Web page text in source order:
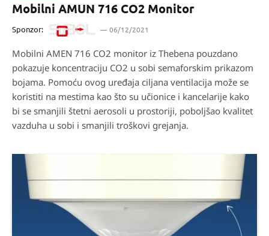
Mobilni AMUN 716 CO2 Monitor
Sponzor: 06/12/2021
Mobilni AMEN 716 CO2 monitor iz Thebena pouzdano
pokazuje koncentraciju CO2 u sobi semaforskim prikazom
bojama. Pomoću ovog uređaja ciljana ventilacija može se
koristiti na mestima kao što su učionice i kancelarije kako
bi se smanjili štetni aerosoli u prostoriji, poboljšao kvalitet
vazduha u sobi i smanjili troškovi grejanja.